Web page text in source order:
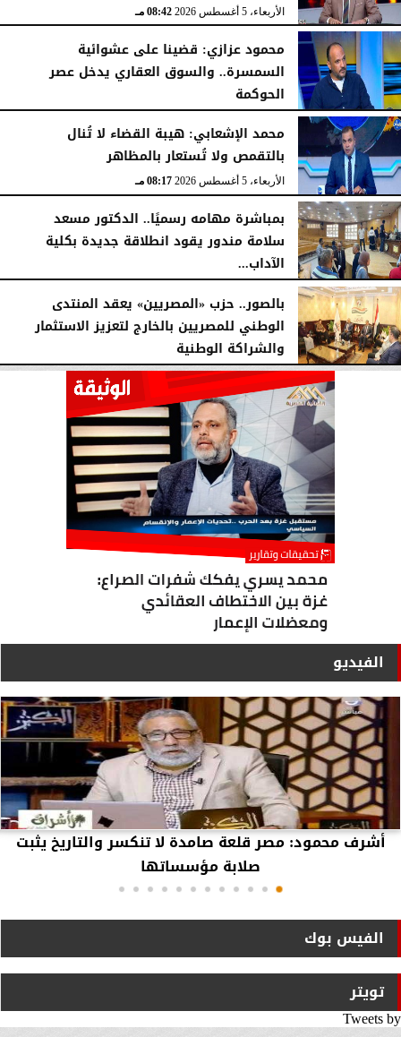
الأربعاء، 5 أغسطس 2026 08:42 مـ
محمود عزازي: قضينا على عشوائية
السمسرة.. والسوق العقاري يدخل عصر
الحوكمة
الأربعاء، 5 أغسطس 2026
محمد الإشعابي: هيبة القضاء لا تُنال
بالتقمص ولا تُستعار بالمظاهر
الأربعاء، 5 أغسطس 2026 08:17 مـ
بمباشرة مهامه رسميًا.. الدكتور مسعد
سلامة مندور يقود انطلاقة جديدة بكلية
الآداب...
الأربعاء، 5 أغسطس 2026
بالصور.. حزب «المصريين» يعقد المنتدى
الوطني للمصريين بالخارج لتعزيز الاستثمار
والشراكة الوطنية
الثلاثاء، 4 أغسطس 2026 11:31 مـ
الفيديو
أشرف محمود: مصر قلعة صامدة لا تنكسر والتاريخ يثبت
صلابة مؤسساتها
الفيس بوك
تويتر
Tweets by